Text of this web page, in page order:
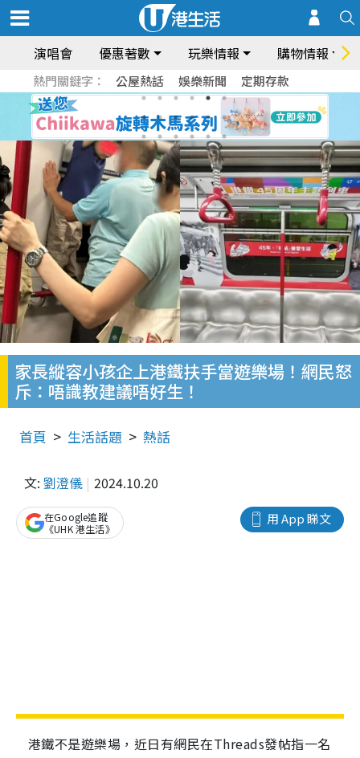
演唱會 優惠著數 玩樂情報 購物情報
熱門關鍵字： 公屋熱話 娛樂新聞 定期存款
家長縱容小孩企上港鐵扶手當遊樂場！網民怒
斥：唔識教建議唔好生！
首頁 生活話題 熱話
文: 劉澄儀 2024.10.20
用 App 睇文
在Google追蹤
《UHK 港生活》
港鐵不是遊樂場，近日有網民在Threads發帖指一名